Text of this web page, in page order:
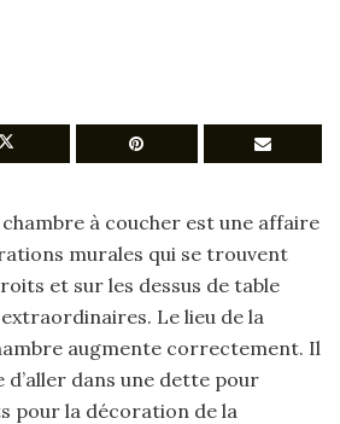
à coucher est une affaire
murales qui se trouvent
et sur les dessus de table
Le lieu de la
augmente correctement. Il
d’aller dans une dette pour
pour la décoration de la